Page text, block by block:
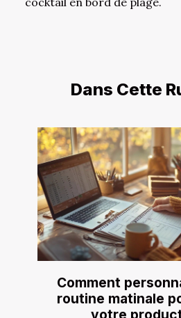
Dans Cette
Comment
routine matinale